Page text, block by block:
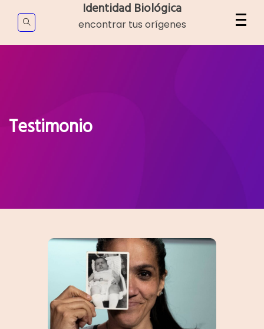
content
Identidad Biológica
encontrar tus orígenes
Testimonio